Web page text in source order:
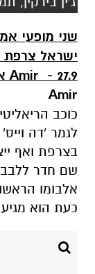
שני מופעי
Amir - 27.9 אמפי אשדוד בשעה 20:30
Amir
לגמר 'דה
שם חדר
כעת הוא